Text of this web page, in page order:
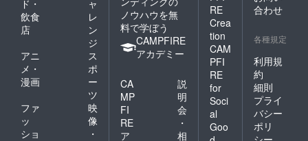
届けの
リター
付され
ルや注
意書き
をご確
認くだ
さい。
・製造
者 ま
るとも
ド・
飲食
店
ャ
レ
ン
ジ
アニ
メ・
漫画
ス
ポ
ー
ツ
ファ
ッ
ショ
映
像
・
ノウハウを無
料で学ぼう
CAMPFIRE
アカデミー
CA
MP
FI
RE
ア
説
明
会
・
相
RE
Crea
tion
CAM
PFI
RE
for
Soci
al
Goo
合わせ
各種規定
利用規
約
細則
プライ
バシー
ポリ